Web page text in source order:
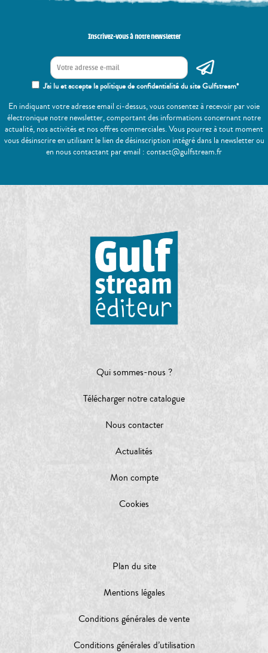
Inscrivez-vous à notre newsletter
J'ai lu et accepte la politique de confidentialité du site Gulfstream*
En indiquant votre adresse email ci-dessus, vous consentez à recevoir par voie
électronique notre newsletter, comportant des informations concernant notre
actualité, nos activités et nos offres commerciales. Vous pourrez à tout moment
vous désinscrire en utilisant le lien de désinscription intégré dans la newsletter ou
en nous contactant par email : contact@gulfstream.fr
Qui sommes-nous ?
Télécharger notre catalogue
Nous contacter
Actualités
Mon compte
Cookies
Plan du site
Mentions légales
Conditions générales de vente
Conditions générales d’utilisation